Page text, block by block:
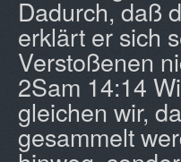
Dadurch, daß
erklärt er sich
Verstoßenen
2Sam 14:14
gleichen wir,
gesammelt